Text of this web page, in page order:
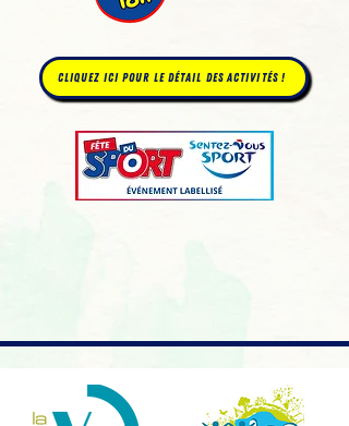
Cliquez ici pour le détail des activités !